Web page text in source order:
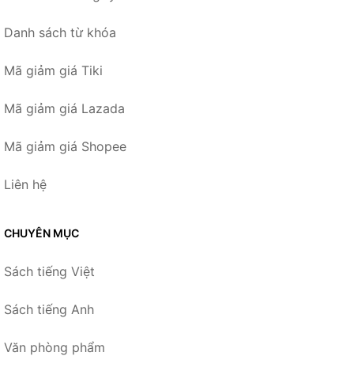
Danh sách từ khóa
Mã giảm giá Tiki
Mã giảm giá Lazada
Mã giảm giá Shopee
Liên hệ
CHUYÊN MỤC
Sách tiếng Việt
Sách tiếng Anh
Văn phòng phẩm